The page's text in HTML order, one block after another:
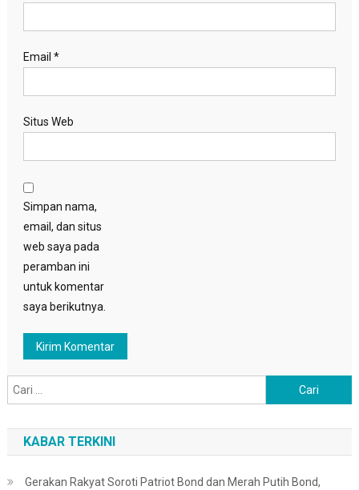
Email *
Situs Web
Simpan nama,
email, dan situs
web saya pada
peramban ini
untuk komentar
saya berikutnya.
untuk:
KABAR TERKINI
Gerakan Rakyat Soroti Patriot Bond dan Merah Putih Bond,